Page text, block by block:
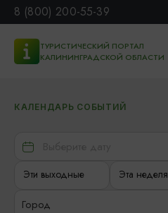
8 (800) 200-55-39
ТУРИСТИЧЕСКИЙ ПОРТАЛ
КАЛИНИНГРАДСКОЙ ОБЛАСТИ
КАЛЕНДАРЬ СОБЫТИЙ
Эти выходные Эта неделя
Город